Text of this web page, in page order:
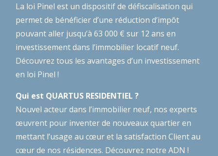
La loi Pinel est un dispositif de défiscalisation qui
permet de bénéficier d’une réduction d’impôt
pouvant aller jusqu’à 63 000 € sur 12 ans en
investissement dans l’immobilier locatif neuf.
Découvrez tous les avantages d’un investissement
en loi Pinel !
Qui est QUARTUS RESIDENTIEL ?
Nouvel acteur dans l’immobilier neuf, nos experts
œuvrent pour inventer de nouveaux quartier en
mettant l’usage au cœur et la satisfaction Client au
cœur de nos résidences. Découvrez notre ADN !